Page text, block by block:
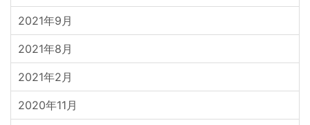
2021年9月
2021年8月
2021年2月
2020年11月